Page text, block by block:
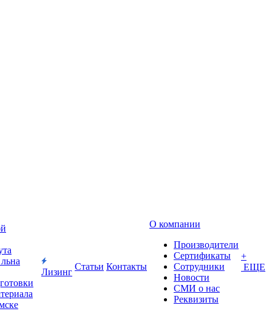
Лизинг
Статьи Контакты
О компании
Производители
Сертификаты
Сотрудники
Новости
СМИ о нас
Реквизиты
+
ЕЩЕ